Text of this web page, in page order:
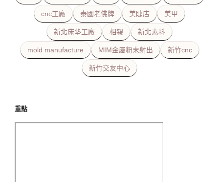
cnc工廠 泰國老佛牌 美睫店 美甲
新北床墊工廠 相親 新北素料
mold manufacture MIM金屬粉末射出 新竹cnc
新竹交友中心
重點